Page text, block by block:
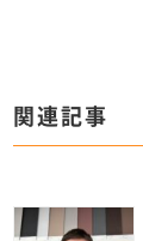
関連記事